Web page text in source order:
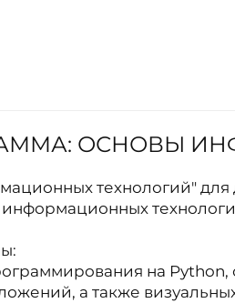
ОСНОВЫ
технологий" для
на
а также